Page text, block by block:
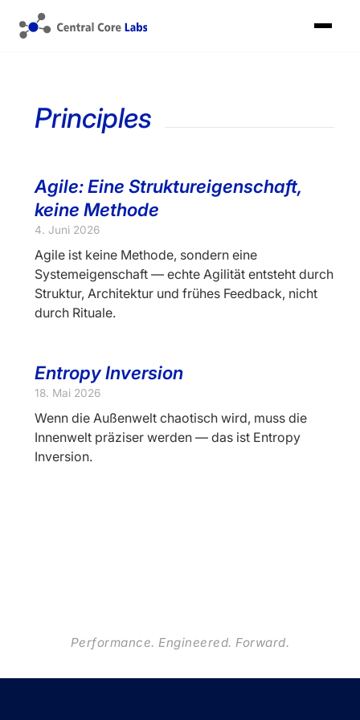
Principles
Agile: Eine Struktureigenschaft,
keine Methode
4. Juni 2026
Agile ist keine Methode, sondern eine
Systemeigenschaft — echte Agilität entsteht durch
Struktur, Architektur und frühes Feedback, nicht
durch Rituale.
Entropy Inversion
18. Mai 2026
Wenn die Außenwelt chaotisch wird, muss die
Innenwelt präziser werden — das ist Entropy
Inversion.
Performance. Engineered. Forward.